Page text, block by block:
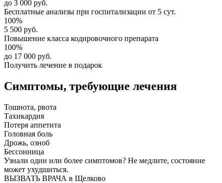
до 3 000 руб.
Бесплатные анализы при госпитализации от 5 сут.
100%
5 500 руб.
Повышение класса кодировочного препарата
100%
до 17 000 руб.
Получить лечение в подарок
Симптомы, требующие лечения
Тошнота, рвота
Тахикардия
Потеря аппетита
Головная боль
Дрожь, озноб
Бессонница
Узнали один или более симптомов? Не медлите, состояние
может ухудшиться.
ВЫЗВАТЬ ВРАЧА в Щелково